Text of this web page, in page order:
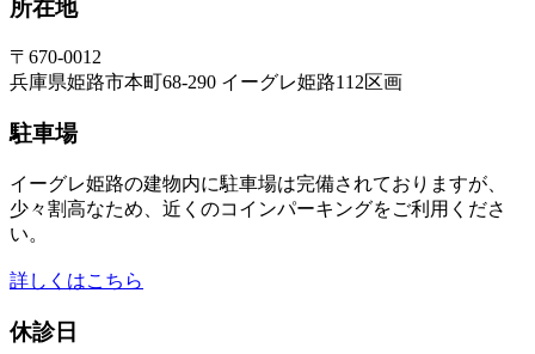
所在地
〒670-0012
兵庫県姫路市本町68-290 イーグレ姫路112区画
駐車場
イーグレ姫路の建物内に駐車場は完備されておりますが、
少々割高なため、近くのコインパーキングをご利用くださ
い。
詳しくはこちら
休診日